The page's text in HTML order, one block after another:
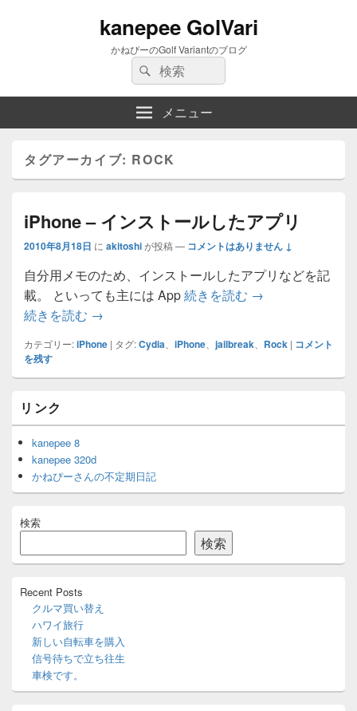
kanepee GolVari
かねぴーのGolf Variantのブログ
検
索:
検
索
メニュー
タグアーカイブ: ROCK
iPhone – インストールしたアプリ
2010年8月18日 に akitoshiが投稿 — コメントはありません ↓
自分用メモのため、インストールしたアプリなどを記
載。 といっても主には App続きを読む iPhone – インス
→
続きを読む iPhone – インストールしたアプリ
→
カテゴリー:iPhone | タグ:Cydia iPhone jailbreak Rock | コメント
を残す
ン
サ
イ
バ
ー
ィ
ェ
ッ
エ
リンク
kanepee 8
kanepee 320d
かねぴーさんの不定期日記
検索
検索
Recent Posts
クルマ買い替え
ハワイ旅行
新しい自転車を購入
信号待ちで立ち往生
車検です。